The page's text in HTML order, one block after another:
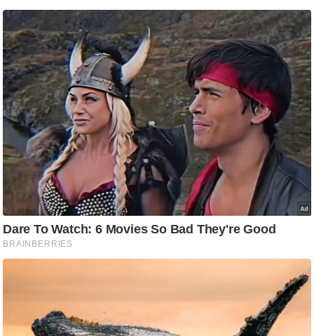
g
N
e
w
s
ला
इ
फ
स्टा
इ
टे
क्नॉ
लॉ
/